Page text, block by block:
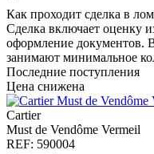
Как проходит сделка в
Сделка включает оценку
оформление документов.
занимают минимальное
Последние поступления
Цена снижена
Cartier
Must de Vendôme Vermeil
REF: 590004